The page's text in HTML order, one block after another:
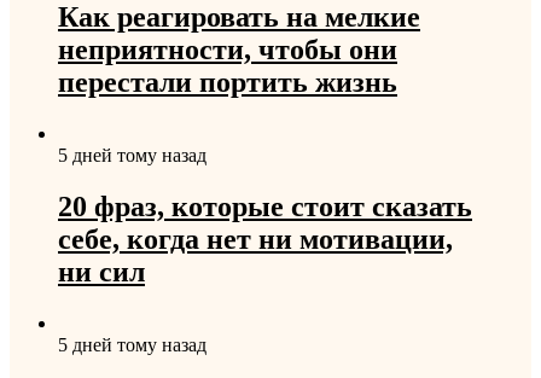
Как реагировать на мелкие
неприятности, чтобы они
перестали портить жизнь
5 дней тому назад
20 фраз, которые стоит сказать
себе, когда нет ни мотивации,
ни сил
5 дней тому назад